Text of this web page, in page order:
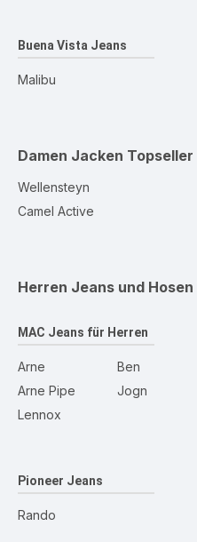
Buena Vista Jeans
Malibu
Damen Jacken Topseller
Wellensteyn
Camel Active
Herren Jeans und Hosen
MAC Jeans für Herren
Arne
Arne Pipe
Lennox
Ben
Jogn
Pioneer Jeans
Rando